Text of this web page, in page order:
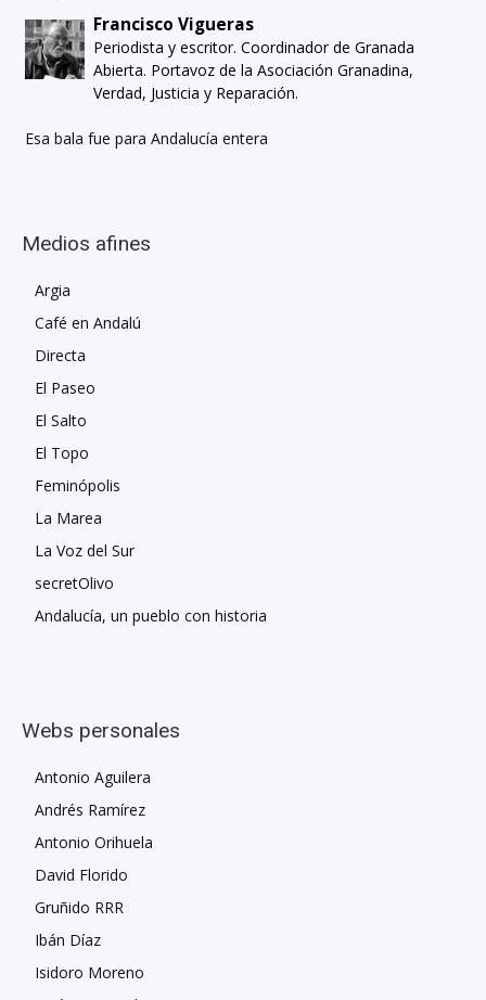
Francisco Vigueras
Periodista y escritor. Coordinador de Granada
Abierta. Portavoz de la Asociación Granadina,
Verdad, Justicia y Reparación.
Esa bala fue para Andalucía entera
Medios afines
Argia
Café en Andalú
Directa
El Paseo
El Salto
El Topo
Feminópolis
La Marea
La Voz del Sur
secretOlivo
Andalucía, un pueblo con historia
Webs personales
Antonio Aguilera
Andrés Ramírez
Antonio Orihuela
David Florido
Gruñido RRR
Ibán Díaz
Isidoro Moreno